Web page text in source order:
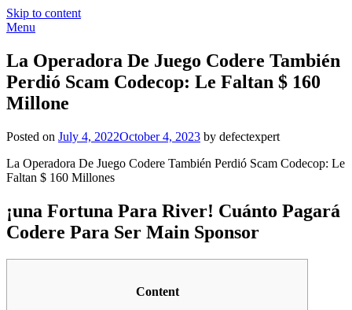
Skip to content
Menu
La Operadora De Juego Codere También
Perdió Scam Codecop: Le Faltan $ 160
Millone
Posted on July 4, 2022October 4, 2023 by defectexpert
La Operadora De Juego Codere También Perdió Scam Codecop: Le
Faltan $ 160 Millones
¡una Fortuna Para River! Cuánto Pagará
Codere Para Ser Main Sponsor
Content